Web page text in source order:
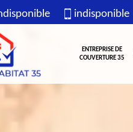
indisponible
ENTREPRISE DE
COUVERTURE 35